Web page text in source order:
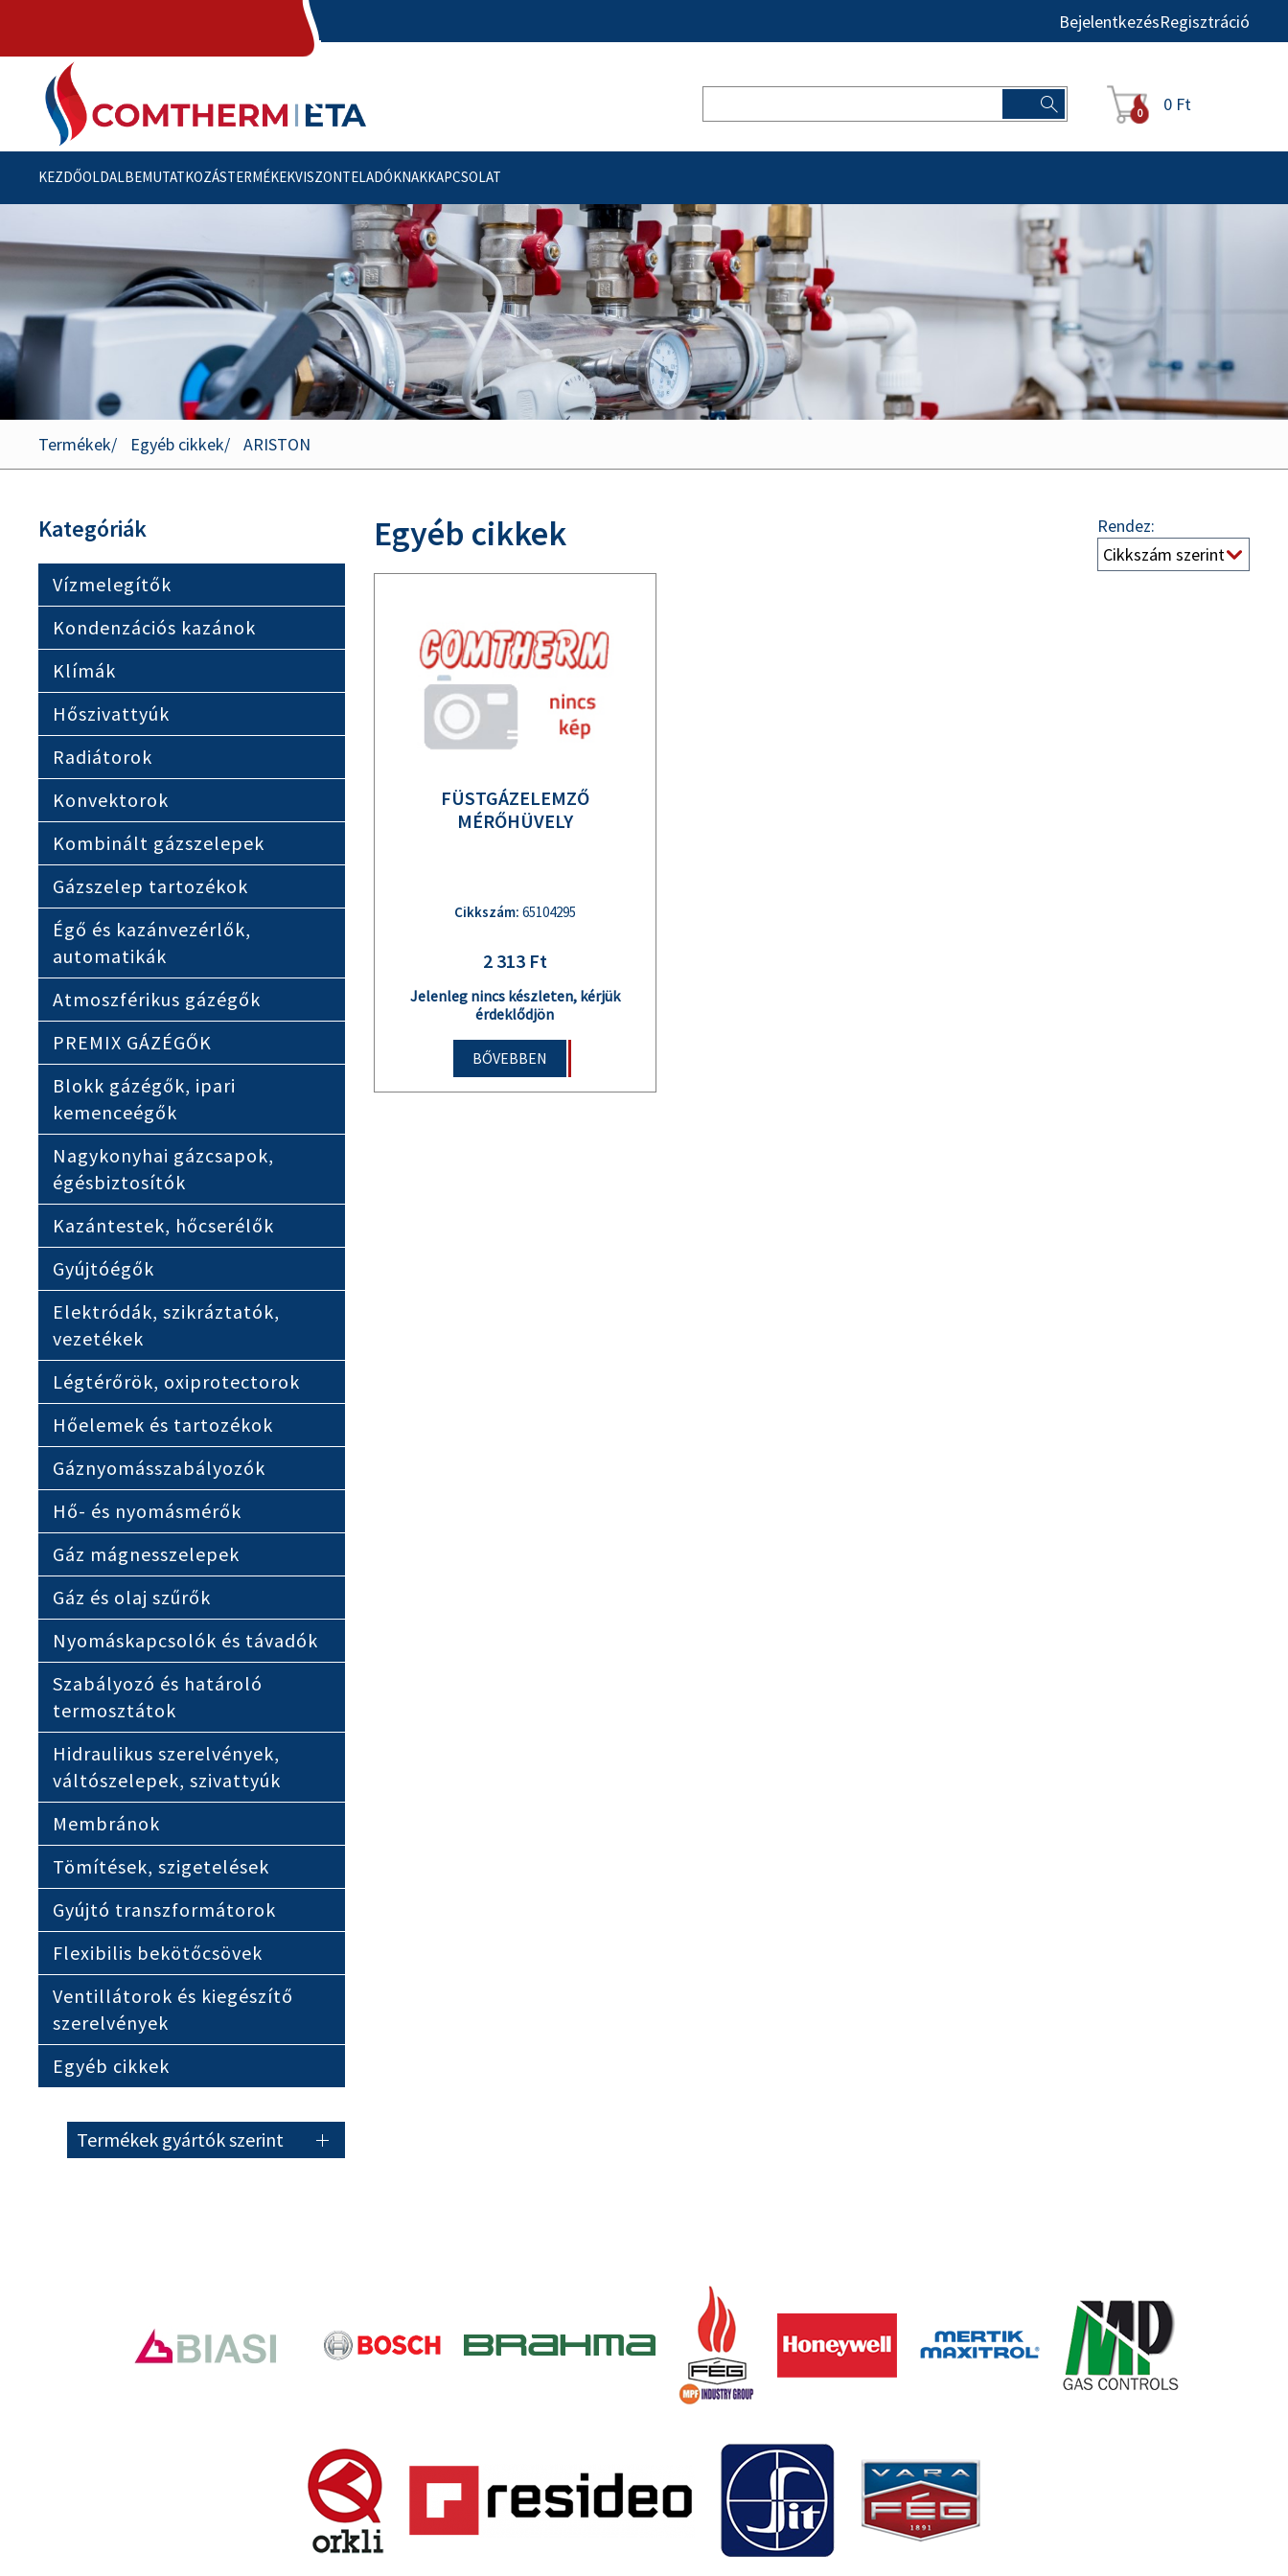
BejelentkezésRegisztráció
0 0 Ft
KEZDŐOLDALBEMUTATKOZÁSTERMÉKEKVISZONTELADÓKNAKKAPCSOLAT
Termékek Egyéb cikkek ARISTON
Kategóriák
Vízmelegítők
Kondenzációs kazánok
Klímák
Hőszivattyúk
Radiátorok
Konvektorok
Kombinált gázszelepek
Gázszelep tartozékok
Égő és kazánvezérlők,
automatikák
Atmoszférikus gázégők
PREMIX GÁZÉGŐK
Blokk gázégők, ipari
kemenceégők
Nagykonyhai gázcsapok,
égésbiztosítók
Kazántestek, hőcserélők
Gyújtóégők
Elektródák, szikráztatók,
vezetékek
Légtérőrök, oxiprotectorok
Hőelemek és tartozékok
Gáznyomásszabályozók
Hő- és nyomásmérők
Gáz mágnesszelepek
Gáz és olaj szűrők
Nyomáskapcsolók és távadók
Szabályozó és határoló
termosztátok
Hidraulikus szerelvények,
váltószelepek, szivattyúk
Membránok
Tömítések, szigetelések
Gyújtó transzformátorok
Flexibilis bekötőcsövek
Ventillátorok és kiegészítő
szerelvények
Egyéb cikkek
Termékek gyártók szerint
Egyéb cikkek Rendez:
FÜSTGÁZELEMZŐ
MÉRŐHÜVELY
Cikkszám: 65104295
2 313 Ft
Jelenleg nincs készleten, kérjük
érdeklődjön
BŐVEBBEN